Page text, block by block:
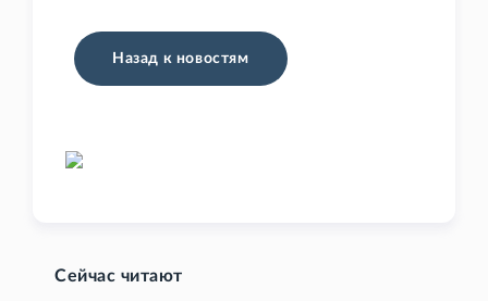
Назад к новостям
Сейчас читают